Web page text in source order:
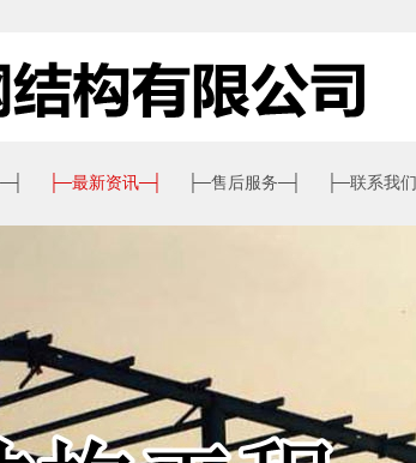
─┤ ├─最新资讯─┤ ├─售后服务─┤ ├─联系我们